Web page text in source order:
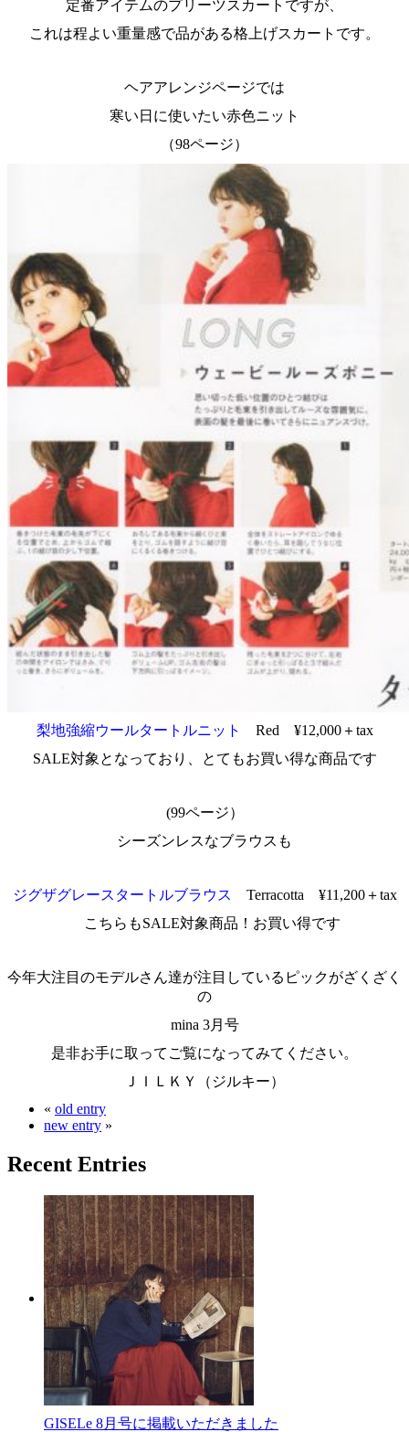
定番アイテムのプリーツスカートですが、
これは程よい重量感で品がある格上げスカートです。
ヘアアレンジページでは
寒い日に使いたい赤色ニット
（98ページ）
梨地強縮ウールタートルニット
Red ¥12,000＋tax
SALE対象となっており、とてもお買い得な商品です
(99ページ）
シーズンレスなブラウスも
ジグザグレースタートルブラウス Terracotta ¥11,200＋tax
こちらもSALE対象商品！お買い得です
今年大注目のモデルさん達が注目しているピックがざくざく
の
mina 3月号
是非お手に取ってご覧になってみてください。
ＪＩＬＫＹ（ジルキー）
« old entry
new entry »
Recent Entries
GISELe 8月号に掲載いただきました